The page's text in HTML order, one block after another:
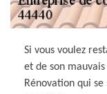
Si vous voulez
et de son
Rénovation qui